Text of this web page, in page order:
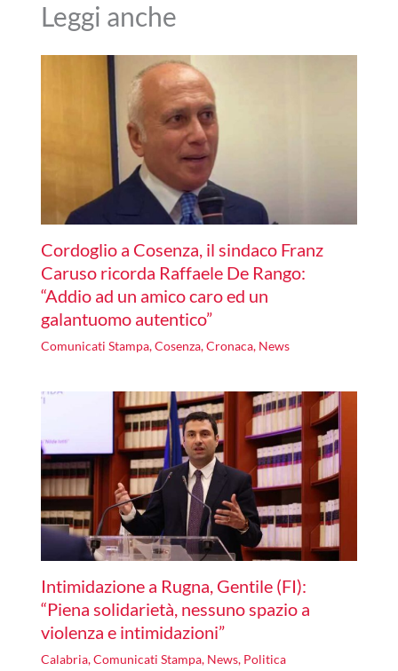
Leggi anche
Cordoglio a Cosenza, il sindaco Franz
Caruso ricorda Raffaele De Rango:
“Addio ad un amico caro ed un
galantuomo autentico”
Comunicati Stampa,Cosenza,Cronaca, News
Intimidazione a Rugna, Gentile (FI):
“Piena solidarietà, nessuno spazio a
violenza e intimidazioni”
Calabria,Comunicati Stampa, News, Politica